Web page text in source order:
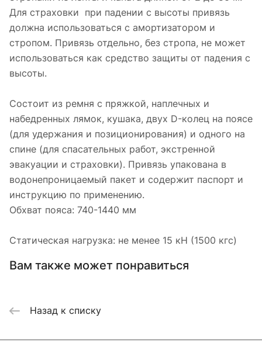
Для страховки при падении с высоты привязь
должна использоваться с амортизатором и
стропом. Привязь отдельно, без стропа, не может
использоваться как средство защиты от падения с
высоты.
Состоит из ремня с пряжкой, наплечных и
набедренных лямок, кушака, двух D-колец на поясе
(для удержания и позиционирования) и одного на
спине (для спасательных работ, экстренной
эвакуации и страховки). Привязь упакована в
водонепроницаемый пакет и содержит паспорт и
инструкцию по применению.
Обхват пояса: 740-1440 мм
Статическая нагрузка: не менее 15 кН (1500 кгс)
Вам также может понравиться
Назад к списку